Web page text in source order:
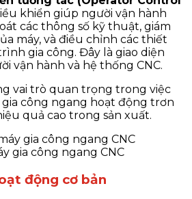
khiển giúp người vận hành
các thông số kỹ thuật, giám
máy, và điều chỉnh các thiết
gia công. Đây là giao diện
vận hành và hệ thống CNC.
vai trò quan trọng trong việc
công ngang hoạt động trơn
quả cao trong sản xuất.
gia công ngang CNC
động cơ bản